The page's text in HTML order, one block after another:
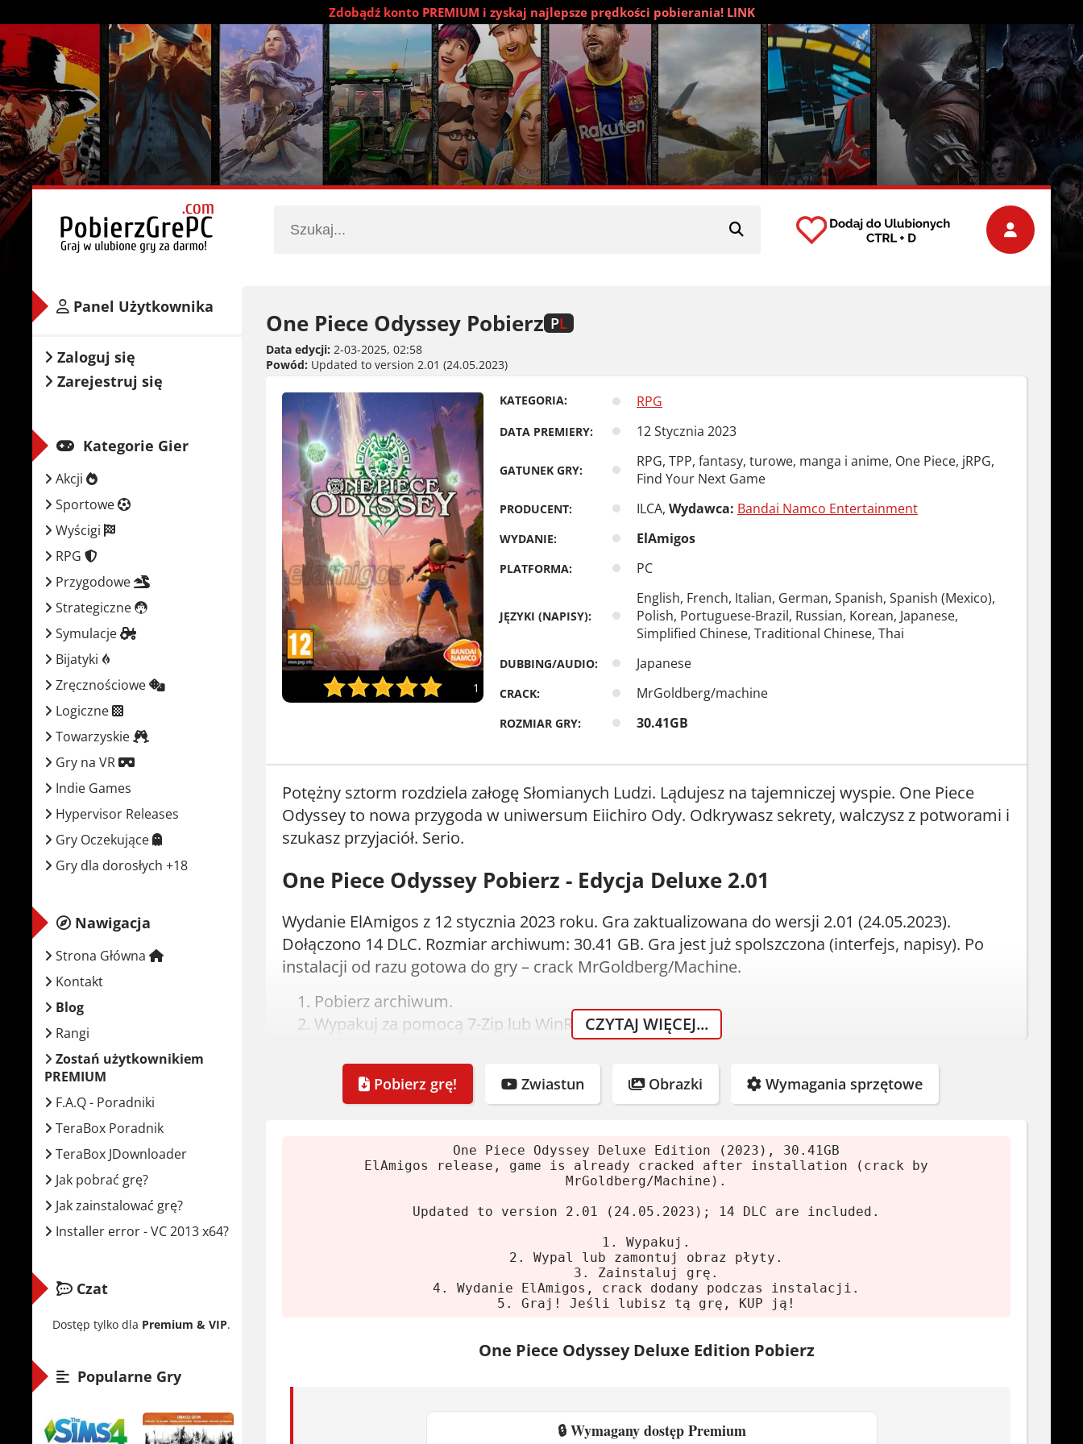
Zdobądź konto PREMIUM i zyskaj najlepsze prędkości pobierania! LINK
One Piece Odyssey Pobierz PL
Data edycji: 2-03-2025, 02:58
Powód: Updated to version 2.01 (24.05.2023)
1
KATEGORIA: RPG
DATA PREMIERY: 12 Stycznia 2023
GATUNEK GRY:
RPG, TPP, fantasy, turowe, manga i anime, One Piece, jRPG,
Find Your Next Game
PRODUCENT: ILCA, Wydawca: Bandai Namco Entertainment
WYDANIE: ElAmigos
PLATFORMA: PC
JĘZYKI (NAPISY):
English, French, Italian, German, Spanish, Spanish (Mexico),
Polish, Portuguese-Brazil, Russian, Korean, Japanese,
Simplified Chinese, Traditional Chinese, Thai
DUBBING/AUDIO: Japanese
CRACK: MrGoldberg/machine
ROZMIAR GRY: 30.41GB
Potężny sztorm rozdziela załogę Słomianych Ludzi. Lądujesz na tajemniczej wyspie. One Piece
Odyssey to nowa przygoda w uniwersum Eiichiro Ody. Odkrywasz sekrety, walczysz z potworami i
szukasz przyjaciół. Serio.
One Piece Odyssey Pobierz - Edycja Deluxe 2.01
Wydanie ElAmigos z 12 stycznia 2023 roku. Gra zaktualizowana do wersji 2.01 (24.05.2023).
Dołączono 14 DLC. Rozmiar archiwum: 30.41 GB. Gra jest już spolszczona (interfejs, napisy). Po
instalacji od razu gotowa do gry – crack MrGoldberg/Machine.
Pobierz archiwum.
Wypakuj za pomocą 7-Zip lub WinRAR.
Zamontuj obraz płyty lub uruchom instalator.
Zainstaluj grę.
Graj! Jeśli lubisz, KUP grę.
Minimalne
Windows 10 64-bit
Intel Core i5-6600 lub AMD Ryzen 5 2400G
Karta graficzna:GeForce GTX 780 lub Radeon R9 290X
35 GB
Intel Core i5-8400 lub AMD Ryzen 3 3100
CZYTAJ WIĘCEJ...
Pobierz grę! Zwiastun Obrazki Wymagania sprzętowe
One Piece Odyssey Deluxe Edition (2023), 30.41GB
ElAmigos release, game is already cracked after installation (crack by
MrGoldberg/Machine).
Updated to version 2.01 (24.05.2023); 14 DLC are included.
1. Wypakuj.
2. Wypal lub zamontuj obraz płyty.
3. Zainstaluj grę.
4. Wydanie ElAmigos, crack dodany podczas instalacji.
5. Graj! Jeśli lubisz tą grę, KUP ją!
One Piece Odyssey Deluxe Edition Pobierz
🔒 Wymagany dostęp Premium
Panel Użytkownika
Zaloguj się
Zarejestruj się
Kategorie Gier
Akcji
Sportowe
Wyścigi
RPG
Przygodowe
Strategiczne
Symulacje
Bijatyki
Zręcznościowe
Logiczne
Towarzyskie
Gry na VR
Indie Games
Hypervisor Releases
Gry Oczekujące
Gry dla dorosłych +18
Nawigacja
Strona Główna
Kontakt
Blog
Rangi
Zostań użytkownikiem
PREMIUM
F.A.Q - Poradniki
TeraBox Poradnik
TeraBox JDownloader
Jak pobrać grę?
Jak zainstalować grę?
Installer error - VC 2013 x64?
Czat
Dostęp tylko dla Premium & VIP.
Popularne Gry